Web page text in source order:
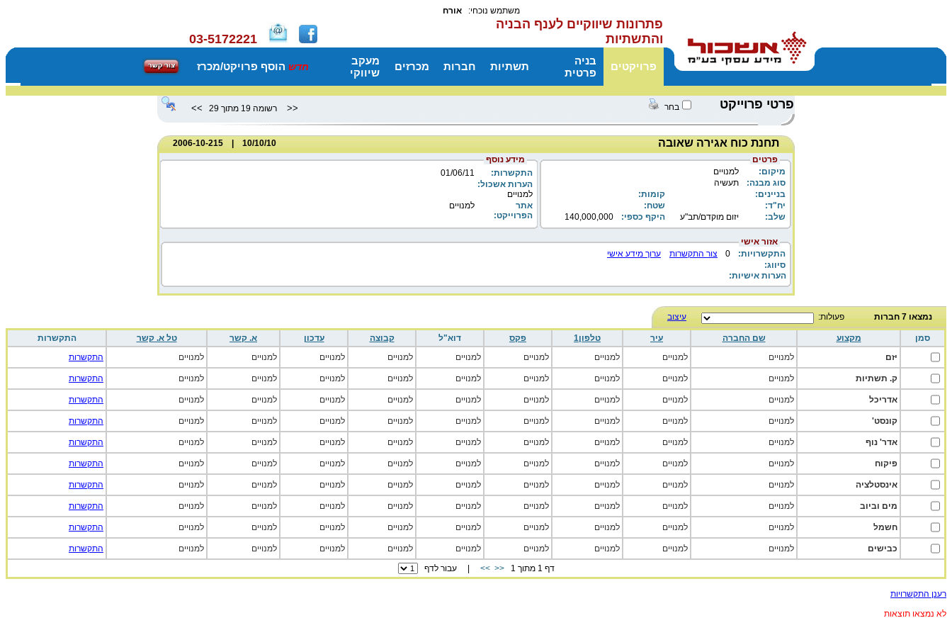
משתמש נוכחי: אורח
פתרונות שיווקיים לענף הבניה
והתשתיות
03-5172221
פרויקטים
בניה
פרטית
תשתיות חברות מכרזים
מעקב
שיווקי
חדש הוסף פרויקט/מכרז
פרטי פרוייקט בחר << רשומה 19 מתוך 29 >>
תחנת כוח אגירה שאובה
10/10/10 | 2006-10-215
פרטים
מיקום:
למנויים
סוג מבנה:
תעשיה
בניינים:
קומות:
יח"ד:
שטח:
שלב:
יזום מוקדם/תב"ע היקף כספי: 140,000,000
מידע נוסף
התקשרות:
01/06/11
הערות אשכול:
למנויים
אתר
הפרוייקט:
למנויים
אזור אישי
התקשרויות:
0 צור התקשרות
ערוך מידע אישי
סיווג:
הערות אישיות:
נמצאו 7 חברות פעולות: עיצוב
סמן מקצוע שם החברה עיר טלפון1 פקס דוא"ל קבוצה עדכון א. קשר טל א. קשר
התקשרות
יזם
למנויים למנויים למנויים למנויים למנויים למנויים למנויים למנויים למנויים התקשרות
ק. תשתיות למנויים למנויים למנויים למנויים למנויים למנויים למנויים למנויים למנויים התקשרות
אדריכל למנויים למנויים למנויים למנויים למנויים למנויים למנויים למנויים למנויים התקשרות
קונסט' למנויים למנויים למנויים למנויים למנויים למנויים למנויים למנויים למנויים התקשרות
אדר' נוף למנויים למנויים למנויים למנויים למנויים למנויים למנויים למנויים למנויים התקשרות
פיקוח למנויים למנויים למנויים למנויים למנויים למנויים למנויים למנויים למנויים התקשרות
אינסטלציה למנויים למנויים למנויים למנויים למנויים למנויים למנויים למנויים למנויים התקשרות
מים וביוב למנויים למנויים למנויים למנויים למנויים למנויים למנויים למנויים למנויים התקשרות
חשמל למנויים למנויים למנויים למנויים למנויים למנויים למנויים למנויים למנויים התקשרות
כבישים למנויים למנויים למנויים למנויים למנויים למנויים למנויים למנויים למנויים
התקשרות
דף 1 מתוך 1
<<
>> | עבור לדף
רענן התקשרויות
לא נמצאו תוצאות